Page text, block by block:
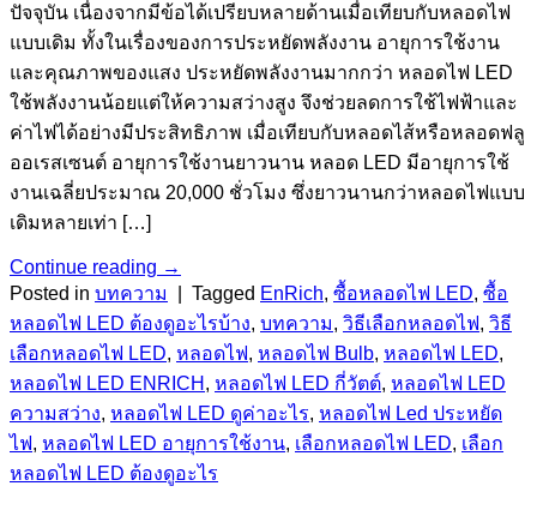
ปัจจุบัน เนื่องจากมีข้อได้เปรียบหลายด้านเมื่อเทียบกับหลอดไฟ
แบบเดิม ทั้งในเรื่องของการประหยัดพลังงาน อายุการใช้งาน
และคุณภาพของแสง ประหยัดพลังงานมากกว่า หลอดไฟ LED
ใช้พลังงานน้อยแต่ให้ความสว่างสูง จึงช่วยลดการใช้ไฟฟ้าและ
ค่าไฟได้อย่างมีประสิทธิภาพ เมื่อเทียบกับหลอดไส้หรือหลอดฟลู
ออเรสเซนต์ อายุการใช้งานยาวนาน หลอด LED มีอายุการใช้
งานเฉลี่ยประมาณ 20,000 ชั่วโมง ซึ่งยาวนานกว่าหลอดไฟแบบ
เดิมหลายเท่า […]
Continue reading →
Posted in บทความ Tagged EnRich, ซื้อหลอดไฟ LED, ซื้อ
หลอดไฟ LED ต้องดูอะไรบ้าง, บทความ, วิธีเลือกหลอดไฟ, วิธี
เลือกหลอดไฟ LED, หลอดไฟ, หลอดไฟ Bulb, หลอดไฟ LED,
หลอดไฟ LED ENRICH , หลอดไฟ LED กี่วัตต์, หลอดไฟ LED
ความสว่าง, หลอดไฟ LED ดูค่าอะไร, หลอดไฟ Led ประหยัด
ไฟ, หลอดไฟ LED อายุการใช้งาน, เลือกหลอดไฟ LED, เลือก
หลอดไฟ LED ต้องดูอะไร